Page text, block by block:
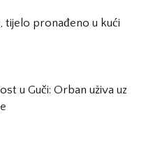
tijelo pronađeno u kući
u Guči: Orban uživa uz